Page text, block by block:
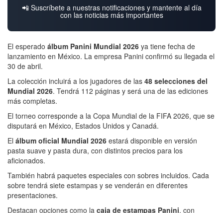
📲 Suscríbete a nuestras notificaciones y mantente al día
con las noticias más importantes
El esperado álbum Panini Mundial 2026 ya tiene fecha de
lanzamiento en México. La empresa Panini confirmó su llegada el
30 de abril.
La colección incluirá a los jugadores de las 48 selecciones del
Mundial 2026. Tendrá 112 páginas y será una de las ediciones
más completas.
El torneo corresponde a la Copa Mundial de la FIFA 2026, que se
disputará en México, Estados Unidos y Canadá.
El álbum oficial Mundial 2026 estará disponible en versión
pasta suave y pasta dura, con distintos precios para los
aficionados.
También habrá paquetes especiales con sobres incluidos. Cada
sobre tendrá siete estampas y se venderán en diferentes
presentaciones.
Destacan opciones como la caja de estampas Panini, con